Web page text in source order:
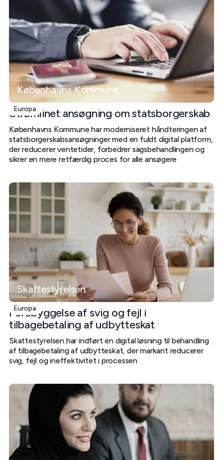
Københavns Kommune
Europa
Strømlinet ansøgning om statsborgerskab
Københavns Kommune har moderniseret håndteringen af
statsborgerskabsansøgninger med en fuldt digital platform,
der reducerer ventetider, forbedrer sagsbehandlingen og
sikrer en mere retfærdig proces for alle ansøgere
Skattestyrelsen
Europa
Forebyggelse af svig og fejl i
tilbagebetaling af udbytteskat
Skattestyrelsen har indført en digital løsning til behandling
af tilbagebetaling af udbytteskat, der markant reducerer
svig, fejl og ineffektivitet i processen